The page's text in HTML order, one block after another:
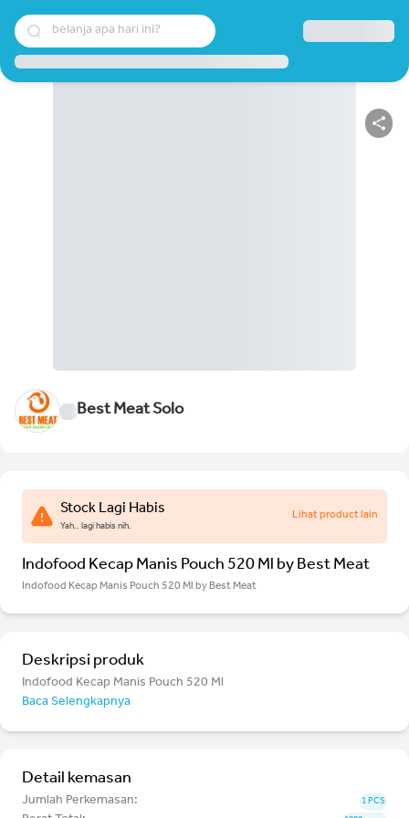
belanja apa hari ini?
Best Meat Solo
Stock Lagi Habis
Yah.. lagi habis nih.
Lihat product lain
Indofood Kecap Manis Pouch 520 Ml by Best Meat
Indofood Kecap Manis Pouch 520 Ml by Best Meat
Deskripsi produk
Indofood Kecap Manis Pouch 520 Ml
Baca Selengkapnya
Detail kemasan
Jumlah Perkemasan: 1 PCS